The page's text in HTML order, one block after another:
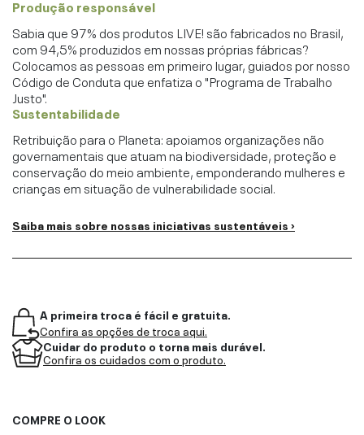
Produção responsável
Sabia que 97% dos produtos LIVE! são fabricados no Brasil,
com 94,5% produzidos em nossas próprias fábricas?
Colocamos as pessoas em primeiro lugar, guiados por nosso
Código de Conduta que enfatiza o "Programa de Trabalho
Justo".
Sustentabilidade
Retribuição para o Planeta: apoiamos organizações não
governamentais que atuam na biodiversidade, proteção e
conservação do meio ambiente, emponderando mulheres e
crianças em situação de vulnerabilidade social.
Saiba mais sobre nossas iniciativas sustentáveis ›
A primeira troca é fácil e gratuita.
Confira as opções de troca aqui.
Cuidar do produto o torna mais durável.
Confira os cuidados com o produto.
COMPRE O LOOK